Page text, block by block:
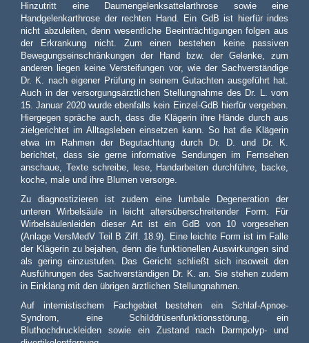
Hinzutritt eine Daumengelenksattelarthrose sowie eine
Handgelenkarthrose der rechten Hand. Ein GdB ist hierfür indes
nicht abzuleiten, denn wesentliche Beeinträchtigungen folgen aus
der Erkrankung nicht. Zum einen bestehen keine passiven
Bewegungseinschränkungen der Hand bzw. der Gelenke, zum
anderen liegen keine Versteifungen vor, wie der Sachverständige
Dr. K. nach eigener Prüfung in seinem Gutachten ausgeführt hat.
Auch in der versorgungsärztlichen Stellungnahme des Dr. L. vom
15. Januar 2020 wurde ebenfalls kein Einzel-GdB hierfür vergeben.
Hiergegen spräche auch, dass die Klägerin ihre Hände durch aus
zielgerichtet im Alltagsleben einsetzen kann. So hat die Klägerin
etwa im Rahmen der Begutachtung durch Dr. D. und Dr. K.
berichtet, dass sie gerne informative Sendungen im Fernsehen
anschaue, Texte schreibe, lese, Handarbeiten durchführe, backe,
koche, male und ihre Blumen versorge.
Zu diagnostizieren ist zudem eine lumbale Degeneration der
unteren Wirbelsäule in leicht altersüberschreitender Form. Für
Wirbelsäulenleiden dieser Art ist ein GdB von 10 vorgesehen
(Anlage VersMedV Teil B Ziff. 18.9). Eine leichte Form ist im Falle
der Klägerin zu bejahen, denn die funktionellen Auswirkungen sind
als gering einzustufen. Das Gericht schließt sich insoweit den
Ausführungen des Sachverständigen Dr. K. an. Sie stehen zudem
in Einklang mit den übrigen ärztlichen Stellungnahmen.
Auf internistischem Fachgebiet bestehen ein Schlaf-Apnoe-
Syndrom, eine Schilddrüsenfunktionsstörung, ein
Bluthochdruckleiden sowie ein Zustand nach Darmpolyp- und